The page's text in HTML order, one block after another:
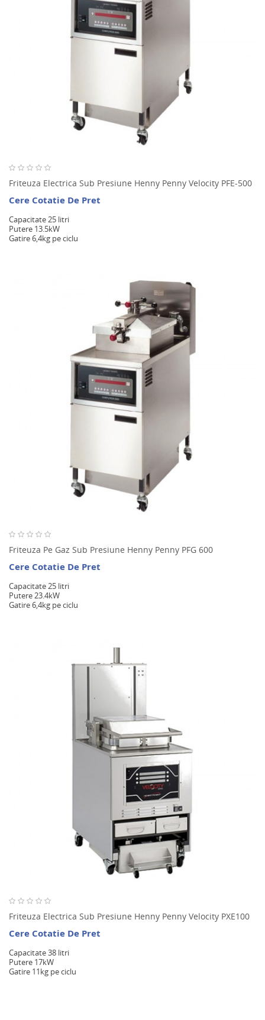
Friteuza Electrica Sub Presiune Henny Penny Velocity PFE-500
Cere Cotatie De Pret
Capacitate 25 litri
Putere 13.5kW
Gatire 6,4kg pe ciclu
Friteuza Pe Gaz Sub Presiune Henny Penny PFG 600
Cere Cotatie De Pret
Capacitate 25 litri
Putere 23.4kW
Gatire 6,4kg pe ciclu
Friteuza Electrica Sub Presiune Henny Penny Velocity PXE100
Cere Cotatie De Pret
Capacitate 38 litri
Putere 17kW
Gatire 11kg pe ciclu